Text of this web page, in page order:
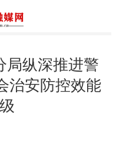
局纵深推进警
治安防控效能